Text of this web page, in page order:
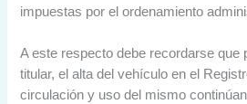
impuestas por el ordenamiento
A este respecto debe recordarse que
titular, el alta del vehículo en el
circulación y uso del mismo